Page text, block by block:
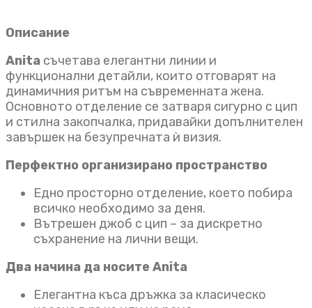
Описание
Anita съчетава елегантни линии и
функционални детайли, които отговарят на
динамичния ритъм на съвременната жена.
Основното отделение се затваря сигурно с цип
и стилна закопчалка, придавайки допълнителен
завършек на безупречната ѝ визия.
Перфектно организирано пространство
Едно просторно отделение, което побира
всичко необходимо за деня.
Вътрешен джоб с цип – за дискретно
съхранение на лични вещи.
Два начина да носите Anita
Елегантна къса дръжка за класическо